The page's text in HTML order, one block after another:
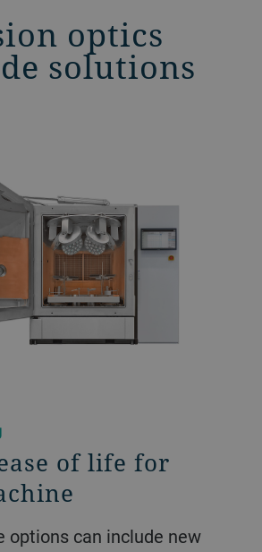
optics
solutions
of life for